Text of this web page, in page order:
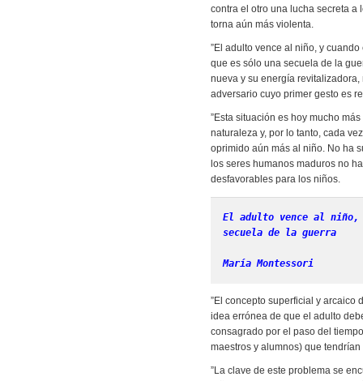
contra el otro una lucha secreta a
torna aún más violenta.
”El adulto vence al niño, y
que es sólo una secuela de la
nueva y su energía
adversario cuyo primer gesto es
”Esta situación es hoy mucho
naturaleza y, por lo tanto, cada
oprimido aún más al niño. No ha
los seres humanos maduros no
desfavorables para los niños.
El adulto vence al niño,
secuela de la guerra
María Montessori
”El concepto superficial y arcaico
idea errónea de que el adulto
consagrado por el paso del
maestros y alumnos) que
”La clave de este problema se